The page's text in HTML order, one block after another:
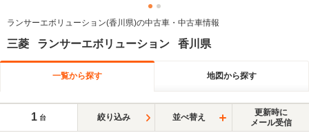
ランサーエボリューション(香川県)の中古車・中古車情報
三菱 ランサーエボリューション 香川県
一覧から探す 地図から探す
1 台 絞り込み 並べ替え
更新時に
メール受信